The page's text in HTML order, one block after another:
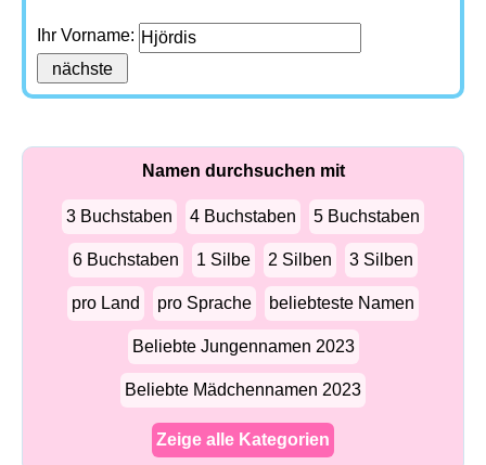
Ihr Vorname:
Namen durchsuchen mit
3 Buchstaben 4 Buchstaben 5 Buchstaben
6 Buchstaben 1 Silbe 2 Silben 3 Silben
pro Land pro Sprache beliebteste Namen
Beliebte Jungennamen 2023
Beliebte Mädchennamen 2023
Zeige alle Kategorien